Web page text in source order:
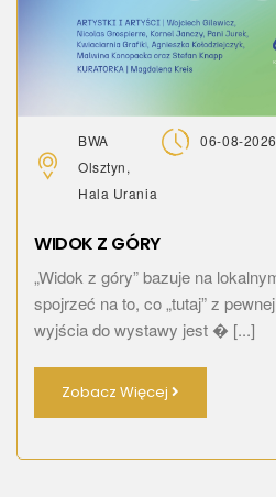
BWA
Olsztyn,
Hala Urania
06-08-
WIDOK Z GÓRY
„Widok z góry” bazuje na
spojrzeć na to, co „tutaj” z
wyjścia do wystawy jest � [...]
Zobacz Więcej